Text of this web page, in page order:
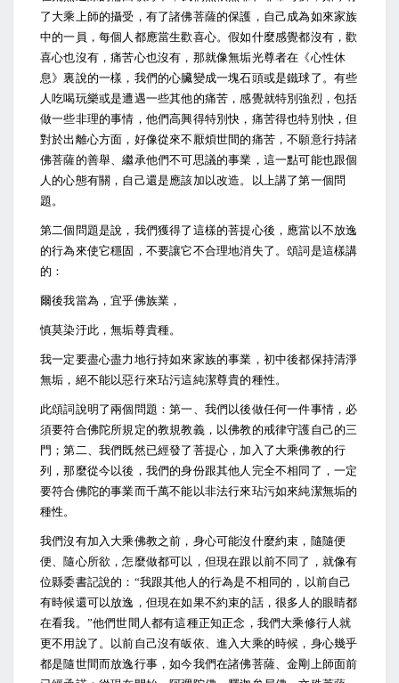
了大乘上師的攝受，有了諸佛菩薩的保護，自己成為如來家族
中的一員，每個人都應當生歡喜心。假如什麼感覺都沒有，歡
喜心也沒有，痛苦心也沒有，那就像無垢光尊者在《心性休
息》裏說的一樣，我們的心臟變成一塊石頭或是鐵球了。有些
人吃喝玩樂或是遭遇一些其他的痛苦，感覺就特別強烈，包括
做一些非理的事情，他們高興得特別快，痛苦得也特別快，但
對於出離心方面，好像從來不厭煩世間的痛苦，不願意行持諸
佛菩薩的善舉、繼承他們不可思議的事業，這一點可能也跟個
人的心態有關，自己還是應該加以改造。以上講了第一個問
題。
第二個問題是說，我們獲得了這樣的菩提心後，應當以不放逸
的行為來使它穩固，不要讓它不合理地消失了。頌詞是這樣講
的：
爾後我當為，宜乎佛族業，
慎莫染汙此，無垢尊貴種。
我一定要盡心盡力地行持如來家族的事業，初中後都保持清淨
無垢，絕不能以惡行來玷污這純潔尊貴的種性。
此頌詞說明了兩個問題：第一、我們以後做任何一件事情，必
須要符合佛陀所規定的教規教義，以佛教的戒律守護自己的三
門；第二、我們既然已經發了菩提心，加入了大乘佛教的行
列，那麼從今以後，我們的身份跟其他人完全不相同了，一定
要符合佛陀的事業而千萬不能以非法行來玷污如來純潔無垢的
種性。
我們沒有加入大乘佛教之前，身心可能沒什麼約束，隨隨便
便、隨心所欲，怎麼做都可以，但現在跟以前不同了，就像有
位縣委書記說的：“我跟其他人的行為是不相同的，以前自己
有時候還可以放逸，但現在如果不約束的話，很多人的眼睛都
在看我。”他們世間人都有這種正知正念，我們大乘修行人就
更不用說了。以前自己沒有皈依、進入大乘的時候，身心幾乎
都是隨世間而放逸行事，如今我們在諸佛菩薩、金剛上師面前